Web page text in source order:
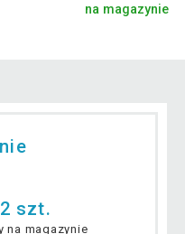
na magazynie
szt.
na magazynie